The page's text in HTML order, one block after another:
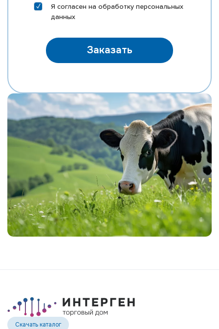
Я согласен на обработку персональных
данных
Заказать
Скачать каталог